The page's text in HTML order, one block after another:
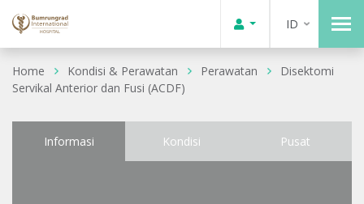
ID
Home Kondisi & Perawatan Perawatan
Disektomi
Servikal Anterior dan Fusi (ACDF)
Informasi Kondisi Pusat